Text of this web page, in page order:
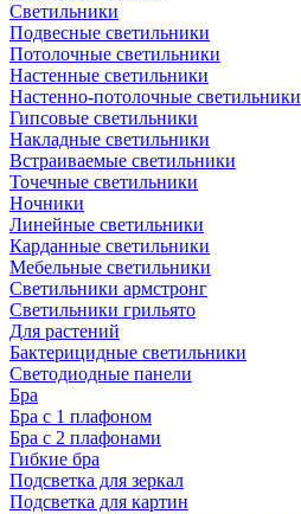
Светильники
Подвесные светильники
Потолочные светильники
Настенные светильники
Настенно-потолочные светильники
Гипсовые светильники
Накладные светильники
Встраиваемые светильники
Точечные светильники
Ночники
Линейные светильники
Карданные светильники
Мебельные светильники
Светильники армстронг
Светильники грильято
Для растений
Бактерицидные светильники
Светодиодные панели
Бра
Бра с 1 плафоном
Бра с 2 плафонами
Гибкие бра
Подсветка для зеркал
Подсветка для картин